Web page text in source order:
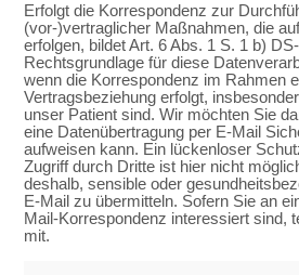
Erfolgt die Korrespondenz zur
(vor-)vertraglicher Maßnahmen, die
erfolgen, bildet Art. 6 Abs. 1 S. 1 b)
Rechtsgrundlage für diese
wenn die Korrespondenz im Rahmen
Vertragsbeziehung erfolgt,
unser Patient sind. Wir möchten Sie
eine Datenübertragung per E-Mail
aufweisen kann. Ein lückenloser
Zugriff durch Dritte ist hier nicht
deshalb, sensible oder
E-Mail zu übermitteln. Sofern Sie an
Mail-Korrespondenz interessiert sind,
mit.